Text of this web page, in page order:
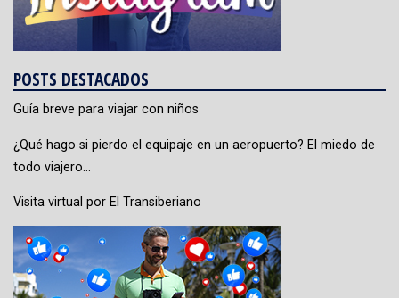
POSTS DESTACADOS
Guía breve para viajar con niños
¿Qué hago si pierdo el equipaje en un aeropuerto? El miedo de
todo viajero…
Visita virtual por El Transiberiano